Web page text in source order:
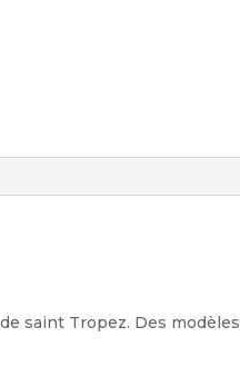
saint Tropez. Des modèles